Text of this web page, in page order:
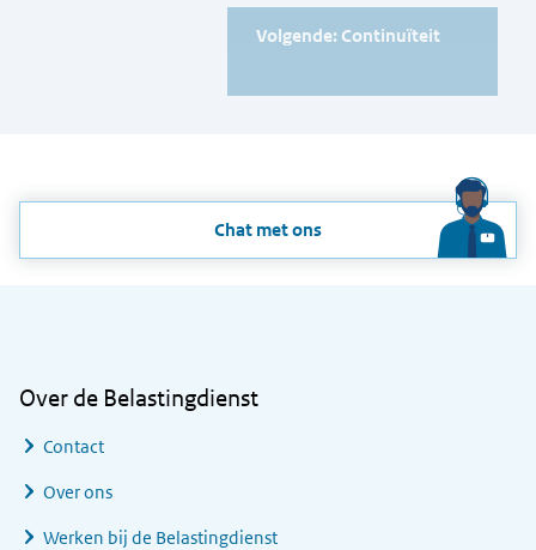
Chat met ons
Over de Belastingdienst
Contact
Over ons
Werken bij de Belastingdienst